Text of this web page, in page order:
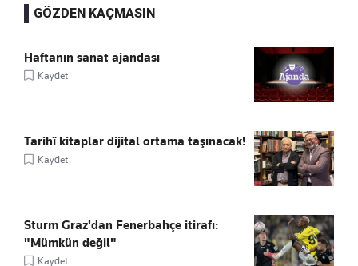
GÖZDEN KAÇMASIN
Haftanın sanat ajandası
Kaydet
Tarihî kitaplar dijital ortama taşınacak!
Kaydet
Sturm Graz'dan Fenerbahçe itirafı:
"Mümkün değil"
Kaydet